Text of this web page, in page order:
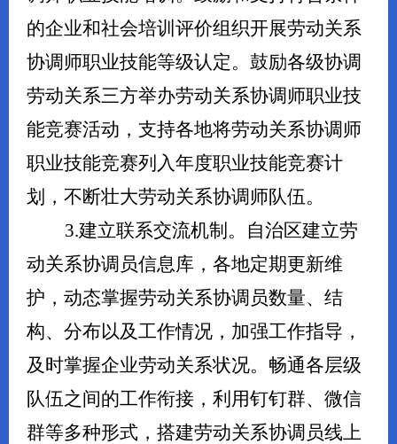
的企业和社会培训评价组织开展劳动关系
协调师职业技能等级认定。鼓励各级协调
劳动关系三方举办劳动关系协调师职业技
能竞赛活动，支持各地将劳动关系协调师
职业技能竞赛列入年度职业技能竞赛计
划，不断壮大劳动关系协调师队伍。
3.建立联系交流机制。自治区建立劳
动关系协调员信息库，各地定期更新维
护，动态掌握劳动关系协调员数量、结
构、分布以及工作情况，加强工作指导，
及时掌握企业劳动关系状况。畅通各层级
队伍之间的工作衔接，利用钉钉群、微信
群等多种形式，搭建劳动关系协调员线上